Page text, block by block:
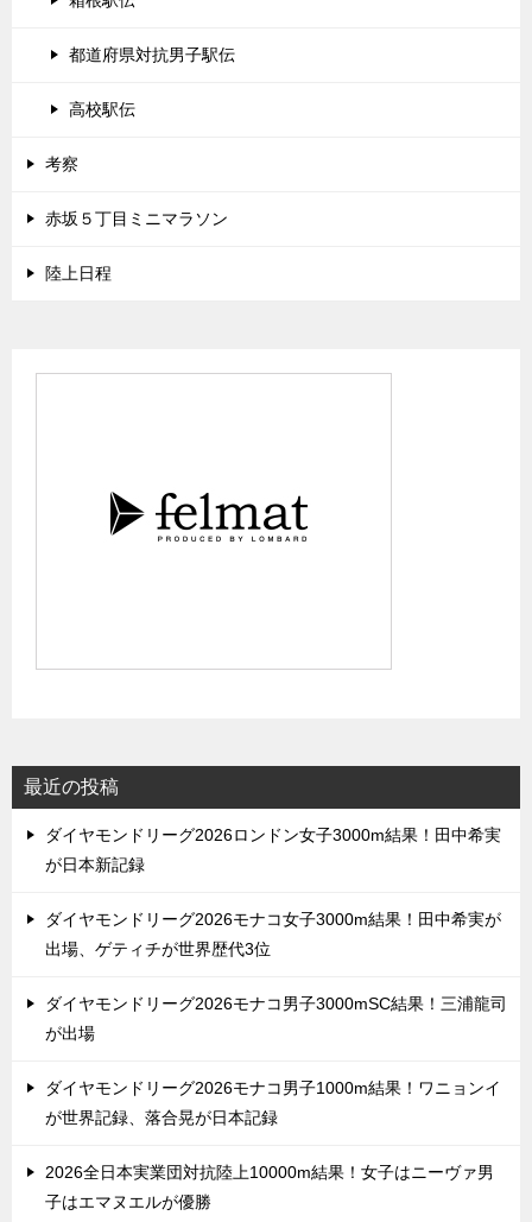
都道府県対抗男子駅伝
高校駅伝
考察
赤坂５丁目ミニマラソン
陸上日程
最近の投稿
ダイヤモンドリーグ2026ロンドン女子3000m結果！田中希実
が日本新記録
ダイヤモンドリーグ2026モナコ女子3000m結果！田中希実が
出場、ゲティチが世界歴代3位
ダイヤモンドリーグ2026モナコ男子3000mSC結果！三浦龍司
が出場
ダイヤモンドリーグ2026モナコ男子1000m結果！ワニョンイ
が世界記録、落合晃が日本記録
2026全日本実業団対抗陸上10000m結果！女子はニーヴァ男
子はエマヌエルが優勝